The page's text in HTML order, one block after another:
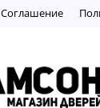
Соглашение